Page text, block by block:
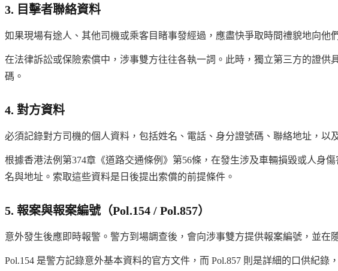
3. 目擊者聯絡資料
如果現場有途人、其他司機或乘客目睹事發經過，應盡快爭取時間禮貌地向
在法律訴訟或保險索償中，涉事雙方往往各執一詞。此時，獨立第三方的證
碼。
4. 對方資料
必須記錄對方司機的個人資料，包括姓名、電話、身分證號碼、聯絡地址，
根據香港法例第374章《道路交通條例》第56條，在發生涉及車輛損毀或人身
名與地址。索取這些資料是日後提出索償的前提條件。
5. 報案與報案編號（Pol.154 / Pol.857）
意外發生後應即時報警。警方到場調查後，會向涉事雙方提供報案編號，並在
Pol.154 是警方記錄意外基本資料的官方文件，而 Pol.857 則是詳細的口供紀